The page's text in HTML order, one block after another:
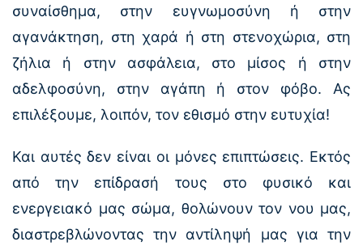
συναίσθημα, στην ευγνωμοσύνη ή στην
αγανάκτηση, στη χαρά ή στη στενοχώρια, στη
ζήλια ή στην ασφάλεια, στο μίσος ή στην
αδελφοσύνη, στην αγάπη ή στον φόβο. Ας
επιλέξουμε, λοιπόν, τον εθισμό στην ευτυχία!
Και αυτές δεν είναι οι μόνες επιπτώσεις. Εκτός
από την επίδρασή τους στο φυσικό και
ενεργειακό μας σώμα, θολώνουν τον νου μας,
διαστρεβλώνοντας την αντίληψή μας για την